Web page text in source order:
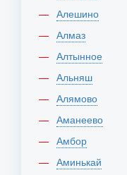
Алешино
Алмаз
Алтынное
Альняш
Алямово
Аманеево
Амбор
Аминькай